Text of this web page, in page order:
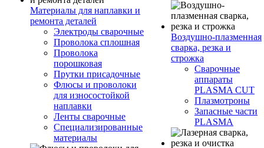
Материалы для наплавки и
ремонта деталей
Электроды сварочные
Проволока сплошная
Проволока
порошковая
Прутки присадочные
Флюсы и проволоки
для износостойкой
наплавки
Ленты сварочные
Специализированные
материалы
Воздушно-плазменная
сварка, резка и
строжка
Сварочные
аппараты
PLASMA CUT
Плазмотроны
Запасные части
PLASMA